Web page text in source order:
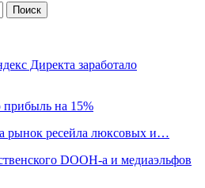
Директа заработало
прибыль на 15%
рынок ресейла люксовых и…
DOOH-а и медиаэльфов